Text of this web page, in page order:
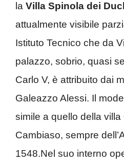
la Villa Spinola dei
attualmente visibile
Istituto Tecnico che da
palazzo, sobrio, quasi
Carlo V, è attribuito dai
Galeazzo Alessi. Il
simile a quello della villa
Cambiaso, sempre
1548.Nel suo interno